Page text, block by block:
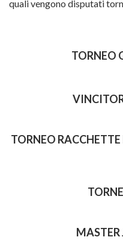
quali vengono disputati
TORNEO
TORNEO
MASTER